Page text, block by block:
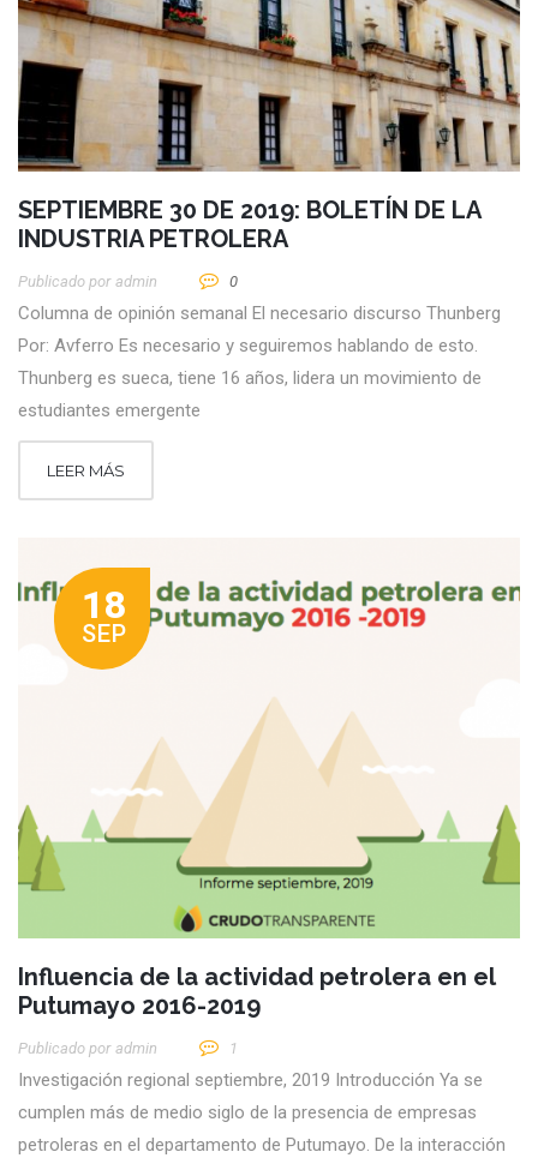
SEPTIEMBRE 30 DE 2019: BOLETÍN DE LA
INDUSTRIA PETROLERA
Publicado por Admin 0
Columna de opinión semanal El necesario discurso Thunberg
Por: Avferro Es necesario y seguiremos hablando de esto.
Thunberg es sueca, tiene 16 años, lidera un movimiento de
estudiantes emergente
LEER MÁS
18
SEP
Influencia de la actividad petrolera en el
Putumayo 2016-2019
Publicado por Admin 1
Investigación regional septiembre, 2019 Introducción Ya se
cumplen más de medio siglo de la presencia de empresas
petroleras en el departamento de Putumayo. De la interacción